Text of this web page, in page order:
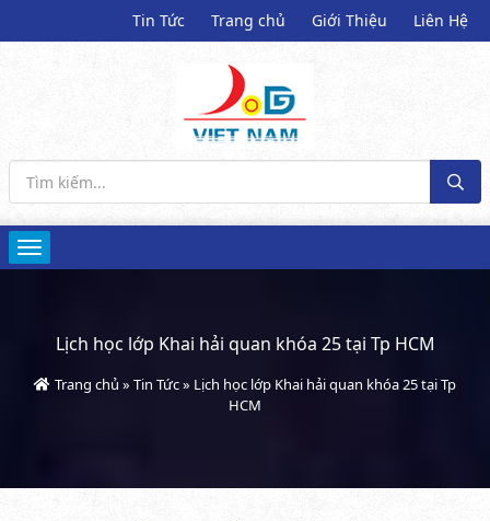
Tin Tức Trang chủ Giới Thiệu Liên Hệ
Lịch học lớp Khai hải quan khóa 25 tại Tp HCM
Trang chủ » Tin Tức» Lịch học lớp Khai hải quan khóa 25 tại Tp
HCM